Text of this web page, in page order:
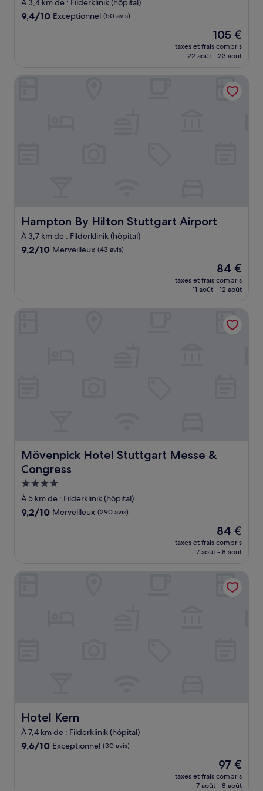
À 3,4 km de : Filderklinik (hôpital)
9.4
9,4/10 Exceptionnel (50 avis)
Le
nouveau
prix
de
105 €
105 €
taxes et frais compris
22 août - 23 août
Hampton By Hilton Stuttgart Airport
Hampton By Hilton Stuttgart Airport
À 3,7 km de : Filderklinik (hôpital)
9.2
9,2/10 Merveilleux (43 avis)
Le
nouveau
prix
de
84 €
84 €
taxes et frais compris
11 août - 12 août
Mövenpick Hotel Stuttgart Messe &
Congress
Mövenpick Hotel Stuttgart Messe & Congress
Hébergement
4.0 étoiles
À 5 km de : Filderklinik (hôpital)
9.2
9,2/10 Merveilleux (290 avis)
Le
nouveau
prix
de
84 €
84 €
taxes et frais compris
7 août - 8 août
Hotel Kern
Hotel Kern
À 7,4 km de : Filderklinik (hôpital)
9.6
9,6/10 Exceptionnel (30 avis)
Le
nouveau
prix
97 €
taxes et frais compris
7 août - 8 août